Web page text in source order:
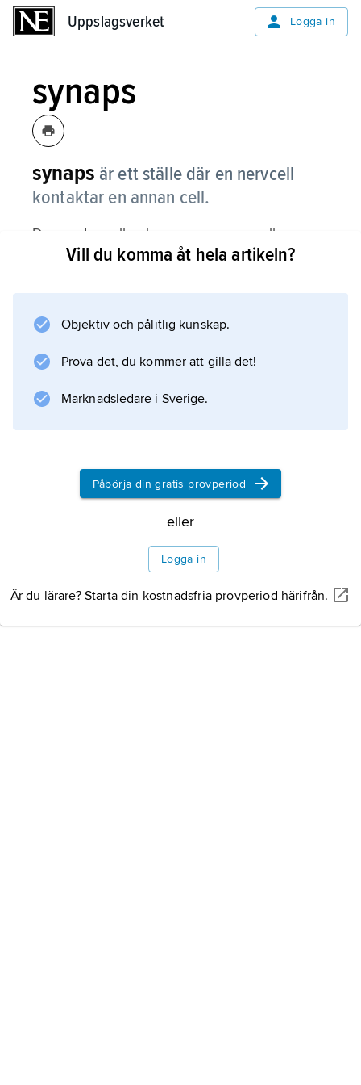
Uppslagsverket Logga in
synaps
synaps är ett ställe där en nervcell
kontaktar en annan cell.
Den andra cellen kan vara en nervcell, en
muskelcell eller en körtelcell.
Vill du komma åt hela artikeln?
Objektiv och pålitlig kunskap.
Prova det, du kommer att gilla det!
Marknadsledare i Sverige.
Påbörja din gratis provperiod
eller
Logga in
Är du lärare? Starta din kostnadsfria provperiod härifrån.